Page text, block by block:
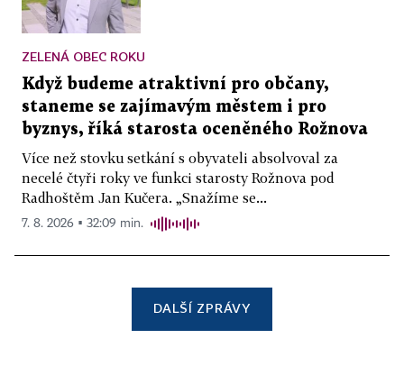
ZELENÁ OBEC ROKU
Když budeme atraktivní pro občany,
staneme se zajímavým městem i pro
byznys, říká starosta oceněného Rožnova
Více než stovku setkání s obyvateli absolvoval za
necelé čtyři roky ve funkci starosty Rožnova pod
Radhoštěm Jan Kučera. „Snažíme se...
7. 8. 2026 ▪ 32:09 min.
DALŠÍ ZPRÁVY